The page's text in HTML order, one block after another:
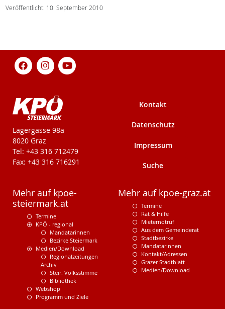
Veröffentlicht: 10. September 2010
KPÖ-Steiermark
Lagergasse 98a
8020 Graz
Tel: +43 316 712479
Fax: +43 316 716291
Kontakt
Datenschutz
Impressum
Suche
Mehr auf kpoe-
steiermark.at
Termine
KPÖ - regional
Mandatarinnen
Bezirke Steiermark
Medien/Download
Regionalzeitungen
Archiv
Steir. Volksstimme
Bibliothek
Webshop
Programm und Ziele
Mehr auf kpoe-graz.at
Termine
Rat & Hilfe
Mieternotruf
Aus dem Gemeinderat
Stadtbezirke
MandatarInnen
Kontakt/Adressen
Grazer Stadtblatt
Medien/Download